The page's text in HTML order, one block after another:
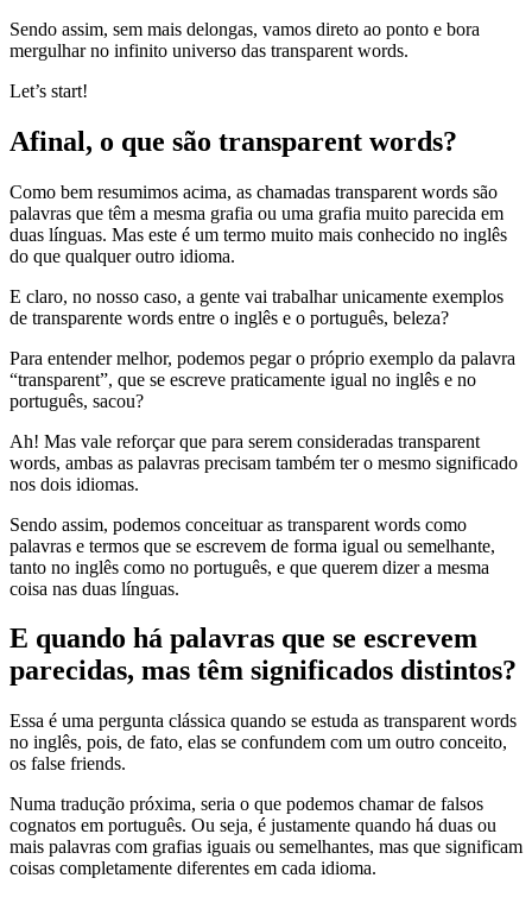
Sendo assim, sem mais delongas, vamos direto ao ponto e bora
mergulhar no infinito universo das transparent words.
Let’s start!
Afinal, o que são transparent words?
Como bem resumimos acima, as chamadas transparent words são
palavras que têm a mesma grafia ou uma grafia muito parecida em
duas línguas. Mas este é um termo muito mais conhecido no inglês
do que qualquer outro idioma.
E claro, no nosso caso, a gente vai trabalhar unicamente exemplos
de transparente words entre o inglês e o português, beleza?
Para entender melhor, podemos pegar o próprio exemplo da palavra
“transparent”, que se escreve praticamente igual no inglês e no
português, sacou?
Ah! Mas vale reforçar que para serem consideradas transparent
words, ambas as palavras precisam também ter o mesmo significado
nos dois idiomas.
Sendo assim, podemos conceituar as transparent words como
palavras e termos que se escrevem de forma igual ou semelhante,
tanto no inglês como no português, e que querem dizer a mesma
coisa nas duas línguas.
E quando há palavras que se escrevem
parecidas, mas têm significados distintos?
Essa é uma pergunta clássica quando se estuda as transparent words
no inglês, pois, de fato, elas se confundem com um outro conceito,
os false friends.
Numa tradução próxima, seria o que podemos chamar de falsos
cognatos em português. Ou seja, é justamente quando há duas ou
mais palavras com grafias iguais ou semelhantes, mas que significam
coisas completamente diferentes em cada idioma.